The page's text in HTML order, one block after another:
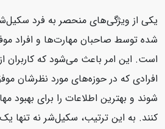
یکی از ویژگی‌های منحصر به فرد
شده توسط صاحبان مهارت‌ها و افراد
است. این امر باعث می‌شود که کاربران
افرادی که در حوزه‌های مورد نظرشان
شوند و بهترین اطلاعات را برای بهبود
کنند. به این ترتیب، سکیل‌شر نه تنها